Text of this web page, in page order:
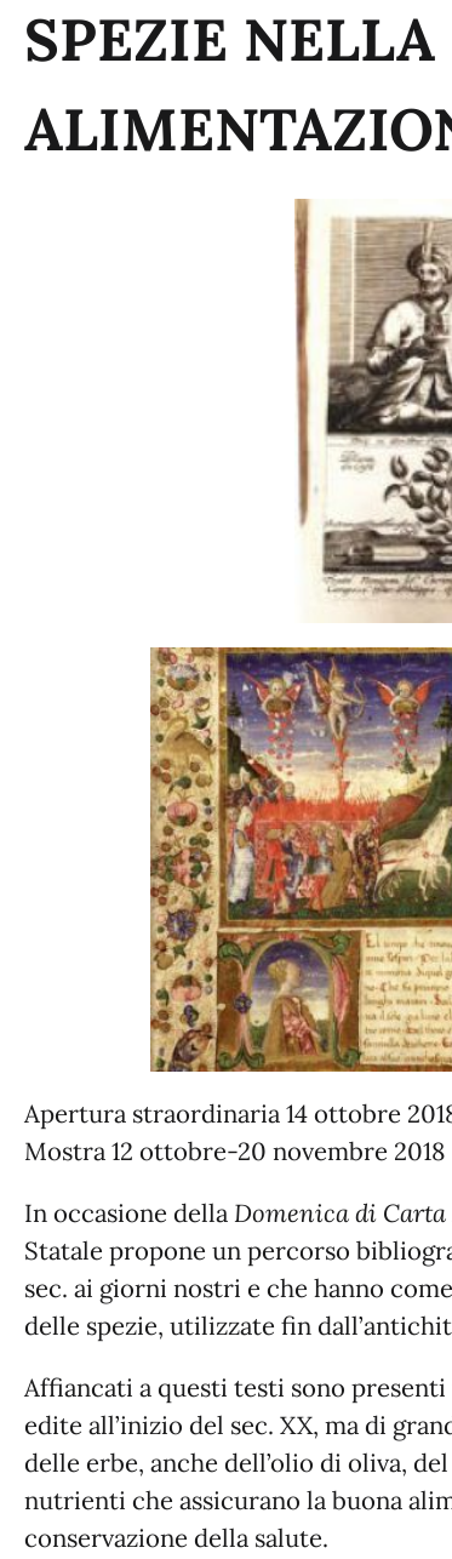
SPEZIE
Apertura straordinaria 14 ottobre
Mostra 12 ottobre-20 novembre 2018
In occasione dellaDomenica di Carta
Statale propone un percorso
sec. ai giorni nostri e che hanno
delle spezie, utilizzate fin
Affiancati a questi testi sono
edite all’inizio del sec. XX, ma di
delle erbe, anche dell’olio di oliva,
nutrienti che assicurano la buona
conservazione della salute.